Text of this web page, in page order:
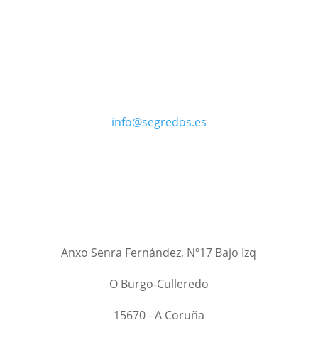
info@segredos.es
Anxo Senra Fernández, Nº17 Bajo Izq
O Burgo-Culleredo
15670 - A Coruña